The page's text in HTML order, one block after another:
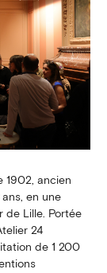
1902, ancien
en une
Lille. Portée
24
de 1 200